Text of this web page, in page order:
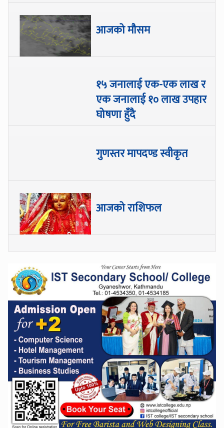
आजको मौसम
१५ जनालाई एक-एक लाख र
एक जनालाई १० लाख उपहार
घोषणा हुँदै
गुणस्तर मापदण्ड स्वीकृत
आजको राशिफल